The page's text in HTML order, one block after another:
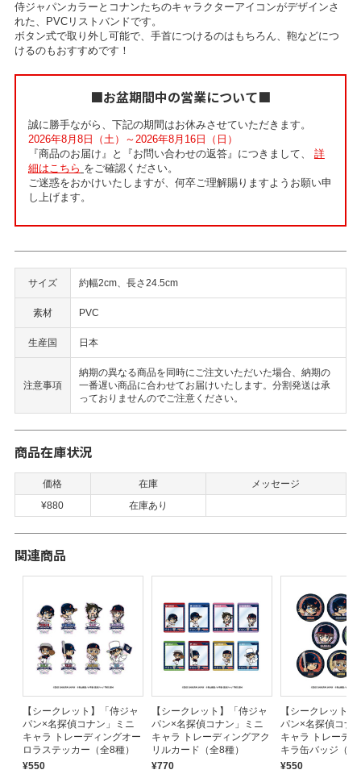
侍ジャパンカラーとコナンたちのキャラクターアイコンがデザインさ
れた、PVCリストバンドです。
ボタン式で取り外し可能で、手首につけるのはもちろん、鞄などにつ
けるのもおすすめです！
■お盆期間中の営業について■
誠に勝手ながら、下記の期間はお休みさせていただきます。
2026年8月8日（土）～2026年8月16日（日）
『商品のお届け』と『お問い合わせの返答』につきまして、 詳
細はこちら をご確認ください。
ご迷惑をおかけいたしますが、何卒ご理解賜りますようお願い申
し上げます。
サイズ 約幅2cm、長さ24.5cm
素材 PVC
生産国 日本
注意事項
納期の異なる商品を同時にご注文いただいた場合、納期の
一番遅い商品に合わせてお届けいたします。分割発送は承
っておりませんのでご注意ください。
商品在庫状況
価格 在庫
メッセージ
¥880
在庫あり
関連商品
【シークレット】「侍ジャ
パン×名探偵コナン」ミニ
キャラ トレーディングオー
ロラステッカー（全8種）
¥550
【シークレット】「侍ジャ
パン×名探偵コナン」ミニ
キャラ トレーディングアク
リルカード（全8種）
¥770
【シークレット
パン×名探偵コナ
キャラ トレーデ
キラ缶バッジ（全
¥550